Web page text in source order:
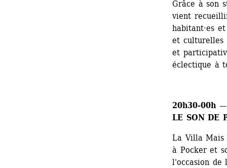
Grâce à son
vient
habitant·es
et culturelles
et
éclectique à
20h30-00h —
LE SON DE
La Villa Mais
à Pocker et
l'occasion de